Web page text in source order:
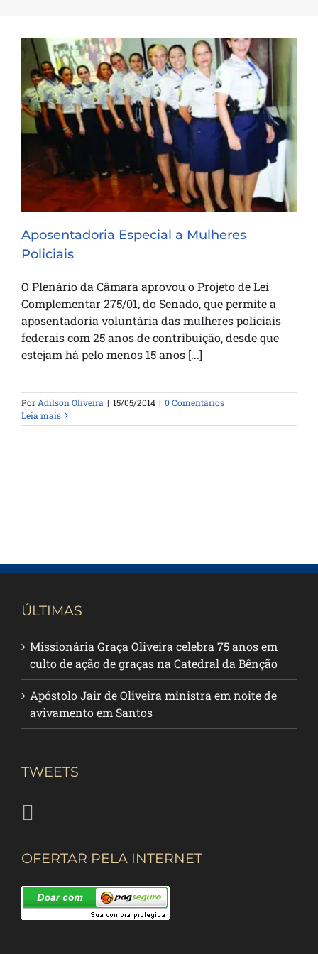
Aposentadoria Especial a Mulheres
Policiais
Aposentadoria Especial a Mulheres
Policiais
O Plenário da Câmara aprovou o Projeto de Lei
Complementar 275/01, do Senado, que permite a
aposentadoria voluntária das mulheres policiais
federais com 25 anos de contribuição, desde que
estejam há pelo menos 15 anos [...]
PorAdilson Oliveira | 15/05/2014 | 0 Comentários
Leia mais
ÚLTIMAS
Missionária Graça Oliveira celebra 75 anos em
culto de ação de graças na Catedral da Bênção
Apóstolo Jair de Oliveira ministra em noite de
avivamento em Santos
TWEETS
OFERTAR PELA INTERNET